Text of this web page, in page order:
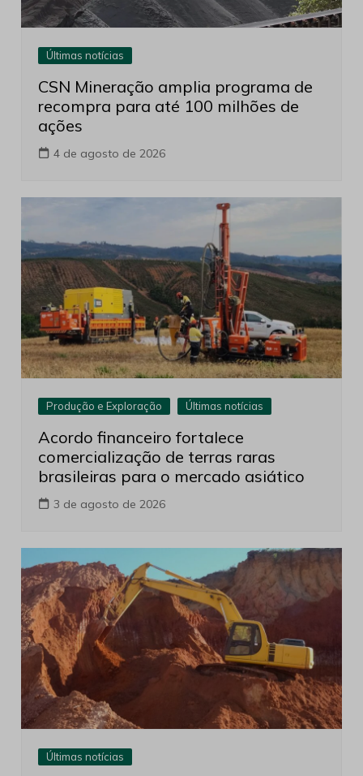
Últimas notícias
CSN Mineração amplia programa de
recompra para até 100 milhões de
ações
4 de agosto de 2026
Produção e Exploração Últimas notícias
Acordo financeiro fortalece
comercialização de terras raras
brasileiras para o mercado asiático
3 de agosto de 2026
Últimas notícias